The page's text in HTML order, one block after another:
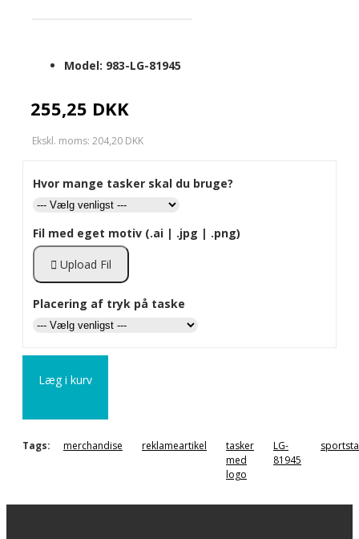
255,25 DKK
Ekskl. moms: 204,20 DKK
Model: 983-LG-81945
Hvor mange tasker skal du bruge?
Fil med eget motiv (.ai | .jpg | .png)
Upload Fil
Placering af tryk på taske
Læg i kurv
Tags: merchandise reklameartikel
tasker
med
logo
LG-
81945